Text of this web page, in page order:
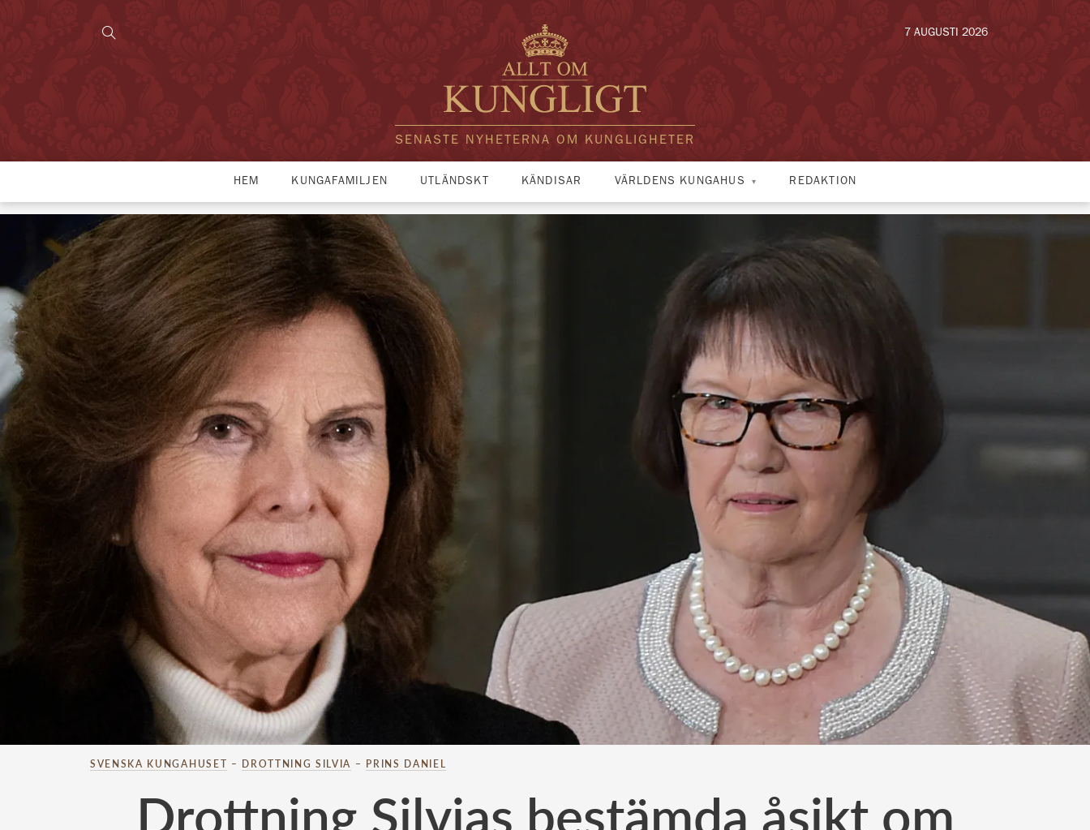
SENASTE NYHETERNA OM KUNGLIGHETER
7 AUGUSTI 2026
HEM KUNGAFAMILJEN UTLÄNDSKT KÄNDISAR VÄRLDENS KUNGAHUS REDAKTION
SVENSKA KUNGAHUSET – DROTTNING SILVIA – PRINS DANIEL
Drottning Silvias bestämda åsikt om